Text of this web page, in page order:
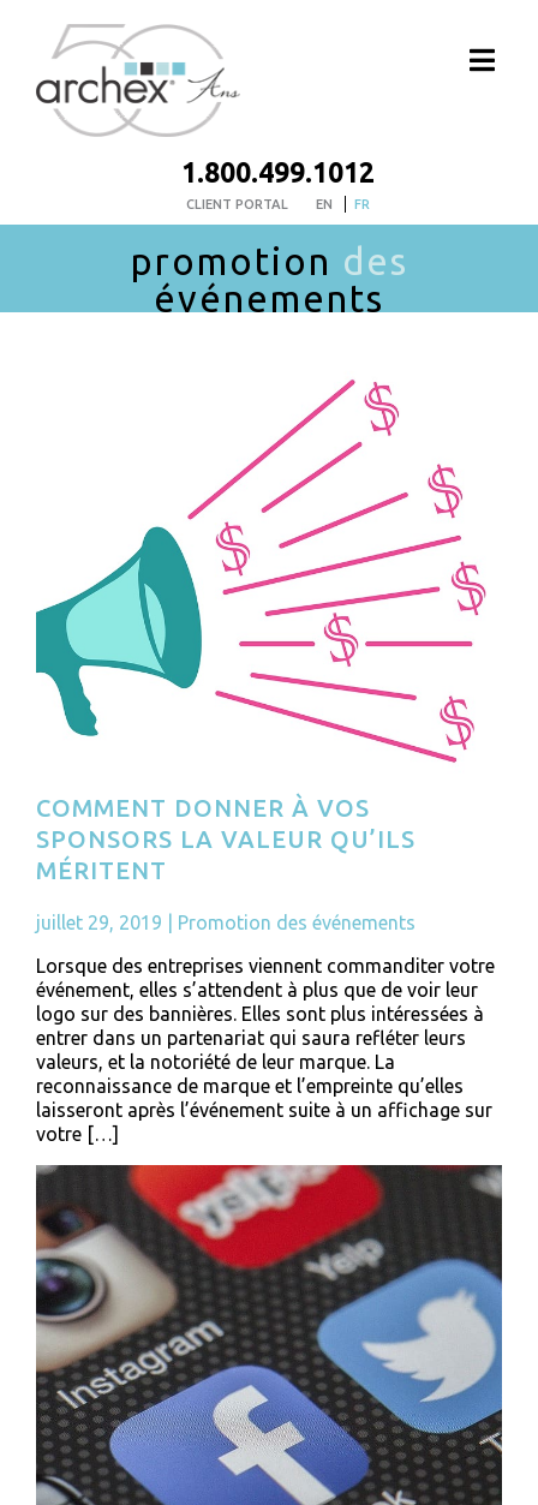
1.800.499.1012
CLIENT PORTAL EN FR
promotion des
événements
COMMENT DONNER À VOS
SPONSORS LA VALEUR QU’ILS
MÉRITENT
juillet 29, 2019
Promotion des événements
Lorsque des entreprises viennent commanditer votre
événement, elles s’attendent à plus que de voir leur
logo sur des bannières. Elles sont plus intéressées à
entrer dans un partenariat qui saura refléter leurs
valeurs, et la notoriété de leur marque. La
reconnaissance de marque et l’empreinte qu’elles
laisseront après l’événement suite à un affichage sur
votre […]